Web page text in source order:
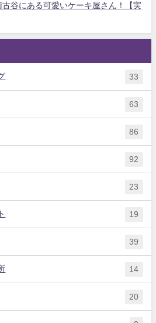
谷にある可愛いケーキ屋さん！【実
33
63
86
92
23
19
39
14
20